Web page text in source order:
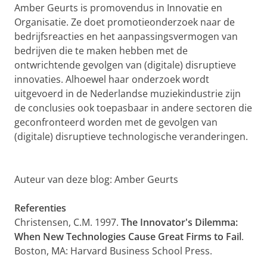
Amber Geurts is promovendus in Innovatie en
Organisatie. Ze doet promotieonderzoek naar de
bedrijfsreacties en het aanpassingsvermogen van
bedrijven die te maken hebben met de
ontwrichtende gevolgen van (digitale) disruptieve
innovaties. Alhoewel haar onderzoek wordt
uitgevoerd in de Nederlandse muziekindustrie zijn
de conclusies ook toepasbaar in andere sectoren die
geconfronteerd worden met de gevolgen van
(digitale) disruptieve technologische veranderingen.
Auteur van deze blog: Amber Geurts
Referenties
Christensen, C.M. 1997. The Innovator's Dilemma:
When New Technologies Cause Great Firms to Fail.
Boston, MA: Harvard Business School Press.